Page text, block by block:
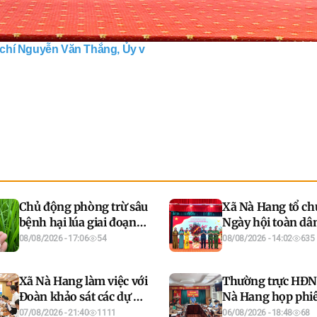
Nguyễn Văn Thắng, Ủy v
Chủ động phòng trừ sâu
bệnh hại lúa giai đoạn
đẻ nhánh đến đứng cái
08/08/2026 - 17:06 54
Xã Nà Hang tổ
Ngày hội toàn
vệ an ninh Tổ
08/08/2026 - 14:02 635
Xã Nà Hang làm việc với
Đoàn khảo sát các dự án
đề xuất đầu tư của Tập
07/08/2026 - 21:40 1111
Thường trực
Nà Hang họp
thường kỳ tháng
06/08/2026 - 18:48 68